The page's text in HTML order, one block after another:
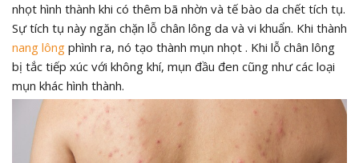
nhọt hình thành khi có thêm bã nhờn và tế bào da chết tích tụ.
Sự tích tụ này ngăn chặn lỗ chân lông da và vi khuẩn. Khi thành
nang lông phình ra, nó tạo thành mụn nhọt . Khi lỗ chân lông
bị tắc tiếp xúc với không khí, mụn đầu đen cũng như các loại
mụn khác hình thành.